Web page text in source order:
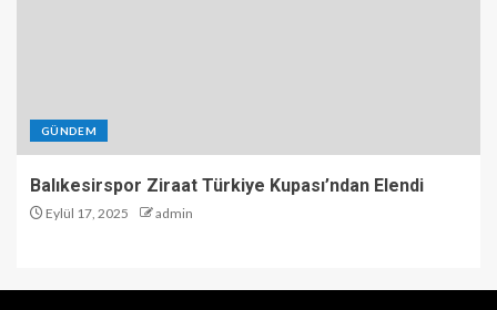
GÜNDEM
Balıkesirspor Ziraat Türkiye Kupası’ndan Elendi
Eylül 17, 2025 admin